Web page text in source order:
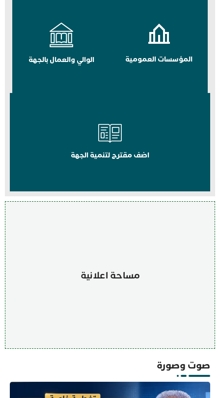
المؤسسات العمومية الوالي والعمال بالجهة
اضف مقترح لتنمية الجهة
مساحة اعلانية
صوت وصورة